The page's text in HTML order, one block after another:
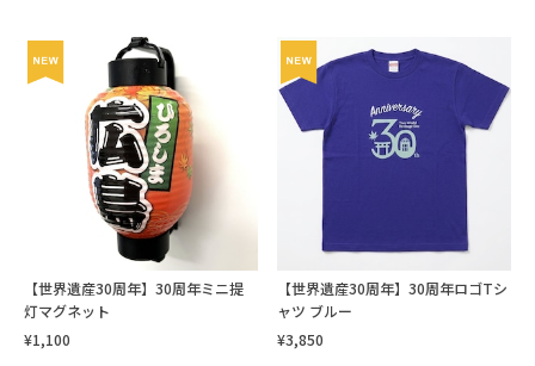
【世界遺産30周年】30周年ミニ提
灯マグネット
¥1,100
【世界遺産30周年】30周年ロゴTシ
ャツ ブルー
¥3,850